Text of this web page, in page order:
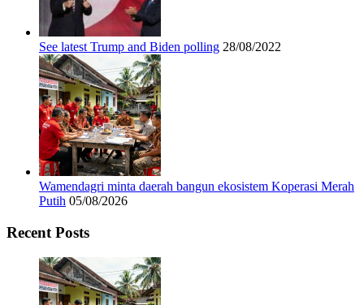
See latest Trump and Biden polling 28/08/2022
Wamendagri minta daerah bangun ekosistem Koperasi Merah
Putih 05/08/2026
Recent Posts